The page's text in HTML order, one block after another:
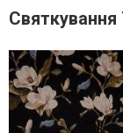
Святкування